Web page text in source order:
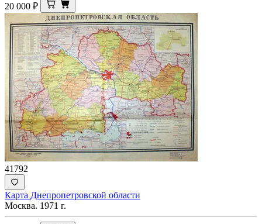
20 000 ₽
41792
Карта Днепропетровской области
Москва. 1971 г.